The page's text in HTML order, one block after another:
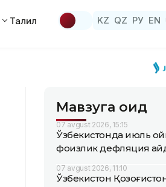
Таҳлил KZ QZ РУ EN
Мавзуга оид
07 avgust 2026, 15:15
Ўзбекистонда июль
фоизлик дефляция
07 avgust 2026, 11:10
Ўзбекистон